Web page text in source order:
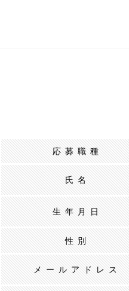
応募職種
氏名
生年月日
性別
メールアドレス